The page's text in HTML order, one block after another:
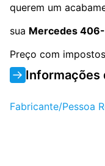
querem um
sua Mercedes
Preço com
Informações
Fabricante/Pessoa